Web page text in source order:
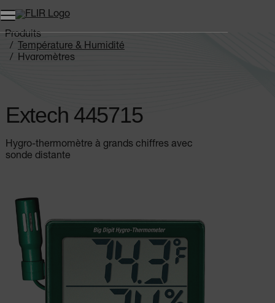
Unread messages
Modèle
Supprimer
articles
Ajouter au panier
Ajouté au panier
Produits
Température & Humidité
Hygromètres
Extech 445715
Hygro-thermomètre à grands chiffres avec
sonde distante